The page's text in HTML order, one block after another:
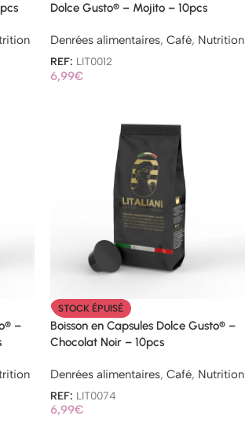
Dolce Gusto® – Mojito – 10pcs
Denrées alimentaires, Café, Nutrition
REF: LIT0012
6,99€
–
STOCK ÉPUISÉ
Boisson en Capsules Dolce Gusto® –
Chocolat Noir – 10pcs
Denrées alimentaires, Café, Nutrition
REF: LIT0074
6,99€